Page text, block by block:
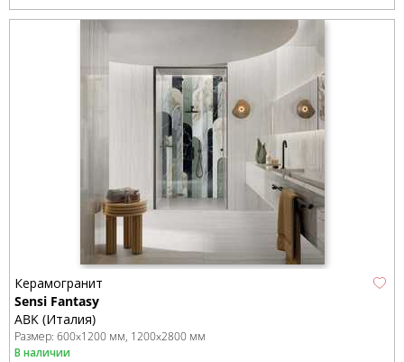
Керамогранит
Sensi Fantasy
ABK (Италия)
Размер: 600x1200 мм 1200x2800 мм
В наличии